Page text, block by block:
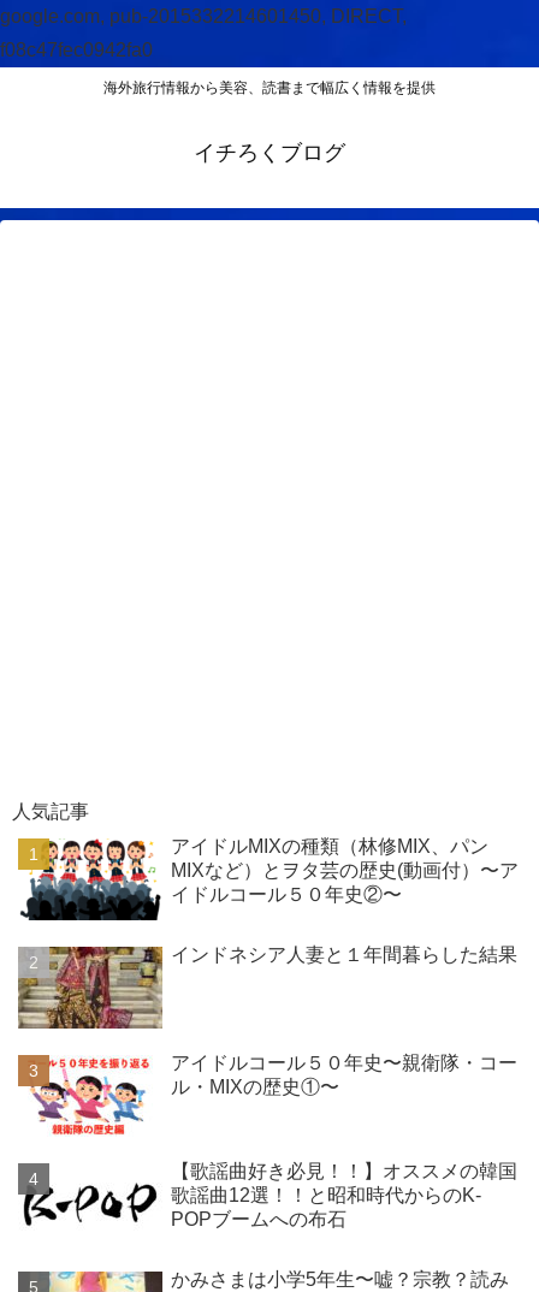
google.com, pub-2015332214601450, DIRECT,
f08c47fec0942fa0
海外旅行情報から美容、読書まで幅広く情報を提供
イチろくブログ
人気記事
アイドルMIXの種類（林修MIX、パン
MIXなど）とヲタ芸の歴史(動画付）〜ア
イドルコール５０年史②〜
インドネシア人妻と１年間暮らした結果
アイドルコール５０年史〜親衛隊・コー
ル・MIXの歴史①〜
【歌謡曲好き必見！！】オススメの韓国
歌謡曲12選！！と昭和時代からのK-
POPブームへの布石
かみさまは小学5年生〜嘘？宗教？読み